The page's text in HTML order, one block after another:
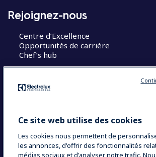
Rejoignez-nous
Centre d’Excellence
Opportunités de carrière
Chef’s hub
Ce site web utilise des cookies
Les cookies nous permettent de
les annonces, d'offrir des fonctionnalités
médias sociaux et d'analyser notre trafic.